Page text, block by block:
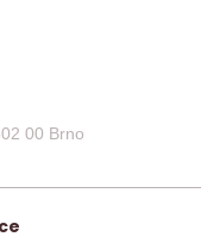
00 Brno